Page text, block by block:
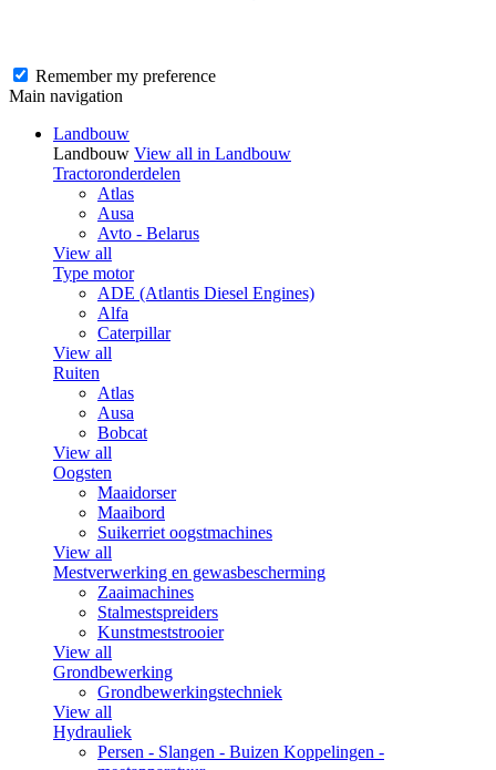
Remember my preference
Main navigation
Landbouw
Landbouw View all in Landbouw
Tractoronderdelen
Atlas
Ausa
Avto - Belarus
View all
Type motor
ADE (Atlantis Diesel Engines)
Alfa
Caterpillar
View all
Ruiten
Atlas
Ausa
Bobcat
View all
Oogsten
Maaidorser
Maaibord
Suikerriet oogstmachines
View all
Mestverwerking en gewasbescherming
Zaaimachines
Stalmestspreiders
Kunstmeststrooier
View all
Grondbewerking
Grondbewerkingstechniek
View all
Hydrauliek
Persen - Slangen - Buizen Koppelingen -